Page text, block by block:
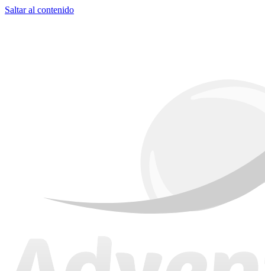
Saltar al contenido